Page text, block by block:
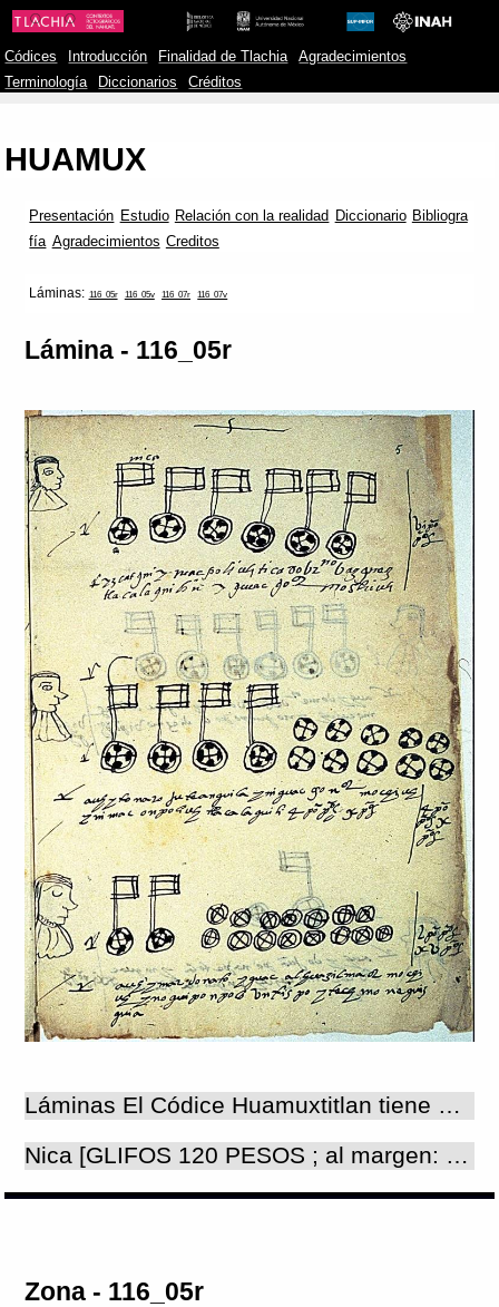
Códices Introducción Finalidad de Tlachia
Agradecimientos
Terminología
Diccionarios Créditos
HUAMUX
Presentación Estudio Relación con la realidad Diccionario Bibliogra
fía Agradecimientos Creditos
Láminas: 116_05r 116_05v 116_07r 116_07v
Lámina - 116_05r
Láminas El Códice Huamuxtitlan tiene 12 folios : 8 con texto en español y 4 con pictografías acompañadas de textos en náhuatl. El texto en español no es una copia fiel del náhuatl : se trata de la denuncia de los abusos de los personajes, cuyos nombres se enlistan y lo que se adjudicaron del dinero del pueblo. Aquí se lee la fecha de elaboración del documento: el 3 de julio de 1585, por lo que es de suponer que los abusos cometidos refieren a las derramas ilegales del año anterior. El texto en náhuatl es más sintético: se mezclan las pinturas con los caracteres latinos para mostrar y demostrar los delitos que estuvieron cometiendo las autoridades indígenas y los párrocos de ese entonces. La paleografía del texto náhuatl es muy difícil, por lo que la traducción es tentativa. Ambas se reproducen aquí como "Textos de láminas/zonas", por lo que se pueden consultar directamente pulsando el icono "libro" que aparece en la ventana "Lámina/Zona". Número de láminas:4 Número de zonas:4
Nica [GLIFOS 120 PESOS ; al margen: VI po[hualli] pesos] yzcatqui ymacpoliuhtica do Bern[ardin]o Vazquez tlacalaquiuh yquac go[berna]dor mochiuh. Aquí [GLIFOS] He aquí lo que se pierde en manos de don Bernardino Vazquez, de lo que dieron los tributarios cuando el era gobernador. Es todo lo que hizo. [GLIFOS 100 PESOS (4 x 20 + 10)] Auh y tonalosu teanguila yniquac go[ber]n[a]dor mochiuh ynimac onpoliuh tlacalaquili 4 po[huali] p[es]os X pesos (al margen: 4 po[huali] pes[os] X p[es]os) Y a don Alonso se le tributó cuando se hizo gobernador. En su mano se perdió el tributo de 4 por 20 pesos más 10 pesos [90 pesos] (al margen: 80 pesos y 10 pesos). [GLIFOS 55 PESOS (2 x 20 + 15) ; al margen : 2 po[hualli] p[es]os XV p[es]os] auh ymac donato yquac alguazil maior mochiuh ynoquiponpolo untispo ytech monequizquia Y en las manos de Donato cuando era alguacil mayor, fue cuando sucedió que perdió ... lo que necesitaba para él.
Zona - 116_05r